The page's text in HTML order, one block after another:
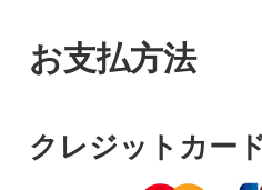
お支払方法
クレジットカー